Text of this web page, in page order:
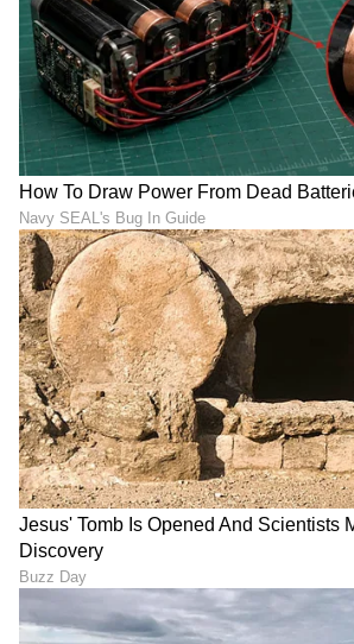
ಲಂಕಾ ಟೆಸ್ಟ್‌ಗೂ ಮುನ್ನವೇ
ಸರ್ಪರಾಜ್ ಖಾನ್ ನಿಗೂಢ
ಪೋಸ್ಟ್ - ಭಾರೀ ವಿವಾದ
ಅಲ್ಲ,
ಈತನೇ
ಕ್ಯಾಪ್ಟನ್
LATEST VIDEOS
"ರಾಜಕೀಯ ಬೇಡ, ಸಿನಿಮಾನೇ
ಕನಕೋತ್ಸವದಲ್ಲಿ ರಿಷಬ್ ಶೆಟ್ಟಿ |
Shetty speech | Suvarna News
ಶೇ.50 ರಿಂದ ಶೇ.18 ಕ್ಕೆ TAX ಇಳಿಕೆ:
ಟ್ರಂಪ್ ಐತಿಹಾಸಿಕ ಒಪ್ಪಂದ | India
Trade Deal | Party Rounds